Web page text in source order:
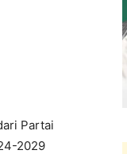
Partai
2029